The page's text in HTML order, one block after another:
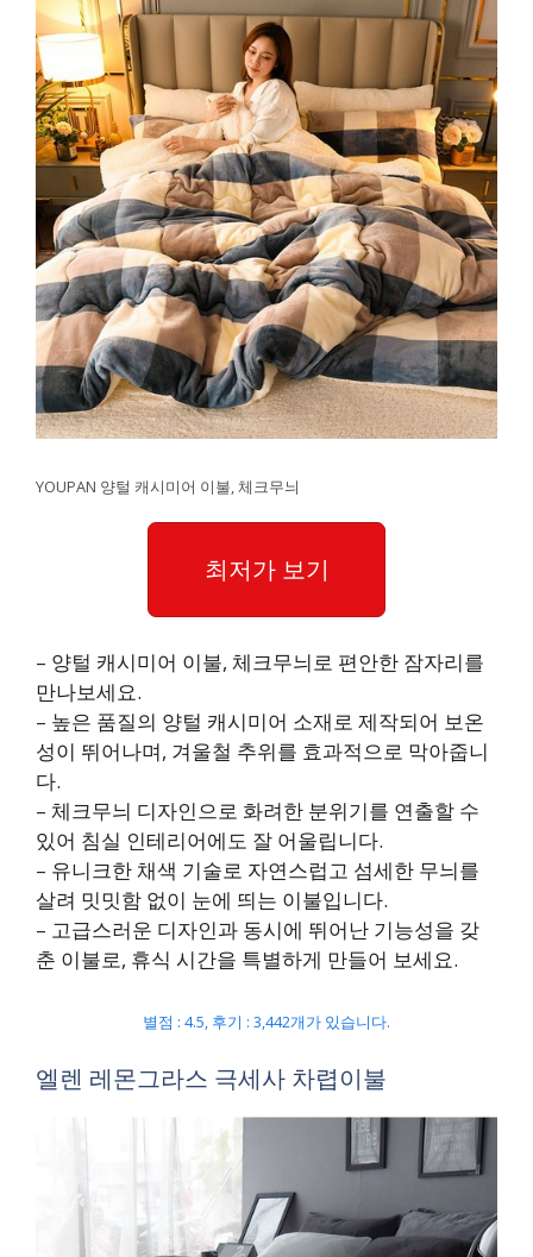
YOUPAN 양털 캐시미어 이불, 체크무늬
최저가 보기
– 양털 캐시미어 이불, 체크무늬로 편안한 잠자리를
만나보세요.
– 높은 품질의 양털 캐시미어 소재로 제작되어 보온
성이 뛰어나며, 겨울철 추위를 효과적으로 막아줍니
다.
– 체크무늬 디자인으로 화려한 분위기를 연출할 수
있어 침실 인테리어에도 잘 어울립니다.
– 유니크한 채색 기술로 자연스럽고 섬세한 무늬를
살려 밋밋함 없이 눈에 띄는 이불입니다.
– 고급스러운 디자인과 동시에 뛰어난 기능성을 갖
춘 이불로, 휴식 시간을 특별하게 만들어 보세요.
별점 : 4.5, 후기 : 3,442개가 있습니다.
엘렌 레몬그라스 극세사 차렵이불